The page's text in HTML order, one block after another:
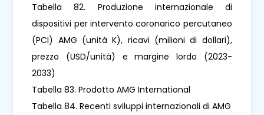
Tabella 82. Produzione internazionale di
dispositivi per intervento coronarico percutaneo
(PCI) AMG (unità K), ricavi (milioni di dollari),
prezzo (USD/unità) e margine lordo (2023-
2033)
Tabella 83. Prodotto AMG International
Tabella 84. Recenti sviluppi internazionali di AMG